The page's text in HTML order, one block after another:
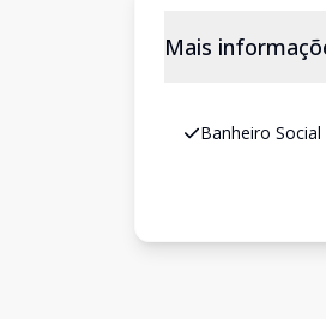
Mais
Banheiro Social